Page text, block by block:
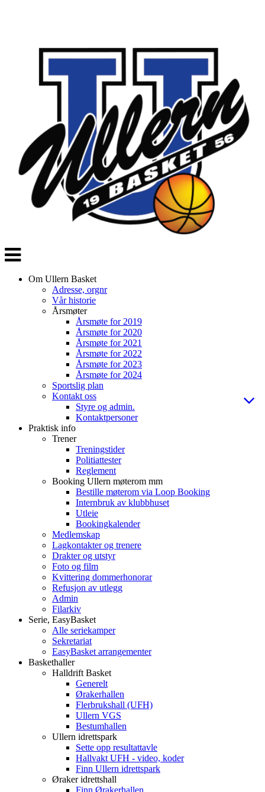
Veksle
navigasjon
Om Ullern Basket
Adresse, orgnr
Vår historie
Årsmøter
Årsmøte for 2019
Årsmøte for 2020
Årsmøte for 2021
Årsmøte for 2022
Årsmøte for 2023
Årsmøte for 2024
Sportslig plan
Kontakt oss
Styre og admin.
Kontaktpersoner
Praktisk info
Trener
Treningstider
Politiattester
Reglement
Booking Ullern møterom mm
Bestille møterom via Loop Booking
Internbruk av klubbhuset
Utleie
Bookingkalender
Medlemskap
Lagkontakter og trenere
Drakter og utstyr
Foto og film
Kvittering dommerhonorar
Refusjon av utlegg
Admin
Filarkiv
Serie, EasyBasket
Alle seriekamper
Sekretariat
EasyBasket arrangementer
Baskethaller
Halldrift Basket
Generelt
Ørakerhallen
Flerbrukshall (UFH)
Ullern VGS
Bestumhallen
Ullern idrettspark
Sette opp resultattavle
Hallvakt UFH - video, koder
Finn Ullern idrettspark
Øraker idrettshall